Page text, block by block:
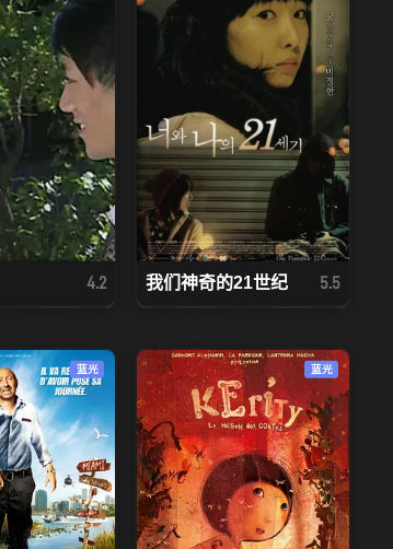
4.2 我们神奇的21世纪 5.5
蓝光 蓝光